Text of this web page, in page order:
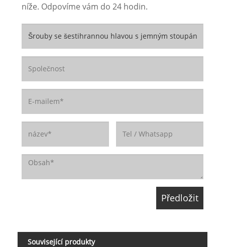
níže. Odpovíme vám do 24 hodin.
Související produkty